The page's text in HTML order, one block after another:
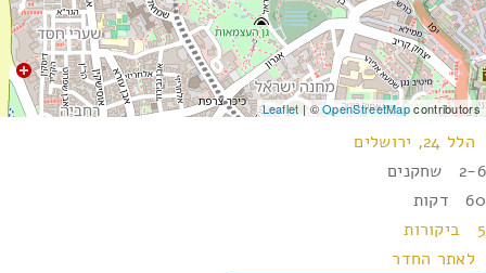
Leaflet | ©OpenStreetMapcontributors
הלל 24, ירושלים
2-6 שחקנים
60 דקות
5 ביקורות
לאתר החדר